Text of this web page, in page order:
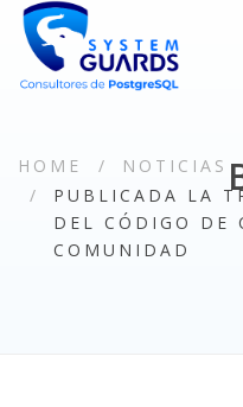
HOME
NOTICIAS
PUBLICADA LA
DEL CÓDIGO DE
COMUNIDAD